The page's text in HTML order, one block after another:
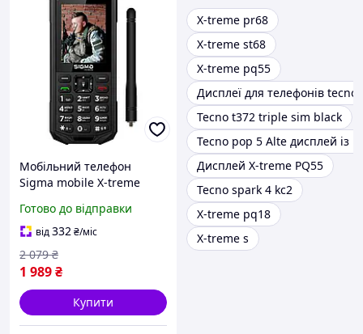
Мобільний телефон
Sigma mobile X-treme
Чорний (4827798466612),
IP68, 2500 мАг
Готово до відправки
від332₴/міс
1 989₴
2 079 ₴
Купити
X-treme pr68
X-treme st68
X-treme pq55
Дисплеї для телефонів tecno
Tecno t372 triple sim black
Tecno pop 5 Alte дисплей із
Дисплей X-treme PQ55
Tecno spark 4 kc2
X-treme pq18
X-treme s